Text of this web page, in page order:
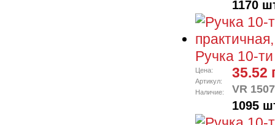
1170
Ручка 10-
Цена:
Артикул:
Наличие:
35.52
VR
1095